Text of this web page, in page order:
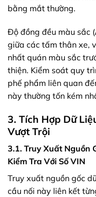
bằng mắt thường.
Độ đồng đều màu sắc
giữa các tấm thân xe,
nhất quán màu sắc
thiện. Kiểm soát quy
phế phẩm liên quan
này thường tốn kém
3. Tích Hợp Dữ
Vượt Trội
3.1. Truy Xuất Nguồn
Kiểm Tra Với Số VIN
Truy xuất nguồn gốc
cầu nối này liên kết